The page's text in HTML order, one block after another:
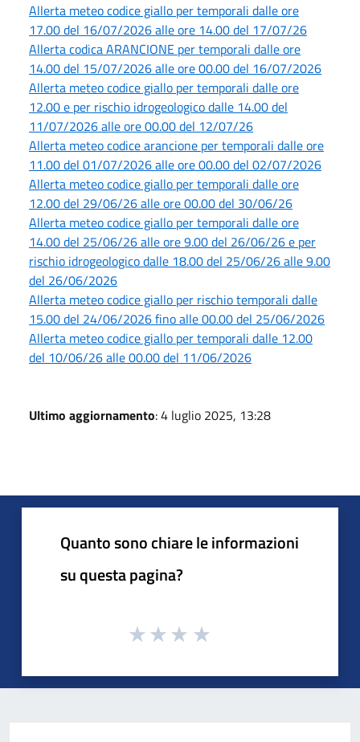
Allerta meteo codice giallo per temporali dalle ore
17.00 del 16/07/2026 alle ore 14.00 del 17/07/26
Allerta codica ARANCIONE per temporali dalle ore
14.00 del 15/07/2026 alle ore 00.00 del 16/07/2026
Allerta meteo codice giallo per temporali dalle ore
12.00 e per rischio idrogeologico dalle 14.00 del
11/07/2026 alle ore 00.00 del 12/07/26
Allerta meteo codice arancione per temporali dalle ore
11.00 del 01/07/2026 alle ore 00.00 del 02/07/2026
Allerta meteo codice giallo per temporali dalle ore
12.00 del 29/06/26 alle ore 00.00 del 30/06/26
Allerta meteo codice giallo per temporali dalle ore
14.00 del 25/06/26 alle ore 9.00 del 26/06/26 e per
rischio idrogeologico dalle 18.00 del 25/06/26 alle 9.00
del 26/06/2026
Allerta meteo codice giallo per rischio temporali dalle
15.00 del 24/06/2026 fino alle 00.00 del 25/06/2026
Allerta meteo codice giallo per temporali dalle 12.00
del 10/06/26 alle 00.00 del 11/06/2026
Ultimo aggiornamento: 4 luglio 2025, 13:28
Quanto sono chiare le informazioni
su questa pagina?